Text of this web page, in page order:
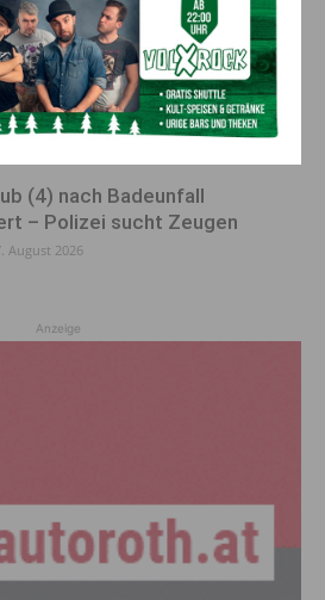
August 2026
Bankomaten vergessen –
bittet um Hinweise
August 2026
(4) nach Badeunfall
– Polizei sucht Zeugen
August 2026
Anzeige